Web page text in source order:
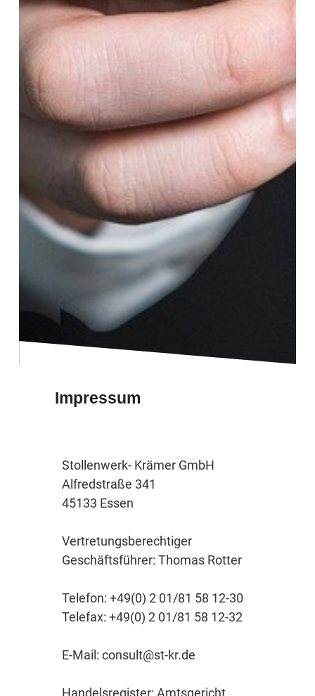
Impressum
Stollenwerk- Krämer GmbH
Alfredstraße 341
45133 Essen
Vertretungsberechtiger
Geschäftsführer: Thomas Rotter
Telefon: +49(0) 2 01/81 58 12-30
Telefax: +49(0) 2 01/81 58 12-32
E-Mail: consult@st-kr.de
Handelsregister: Amtsgericht